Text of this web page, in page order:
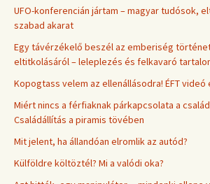
UFO-konferencián jártam – magyar tudósok,
szabad akarat
Egy távérzékelő beszél az emberiség
eltitkolásáról – leleplezés és felkavaró
Kopogtass velem az ellenállásodra! ÉFT
Miért nincs a férfiaknak párkapcsolata a
Családállítás a piramis tövében
Mit jelent, ha állandóan elromlik az autód?
Külföldre költöztél? Mi a valódi oka?